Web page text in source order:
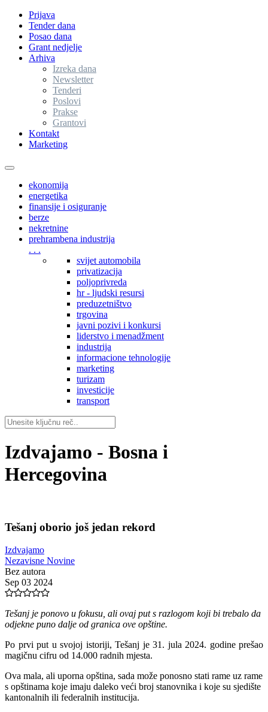
Prijava
Tender dana
Posao dana
Grant nedjelje
Arhiva
Izreka dana
Newsletter
Tenderi
Poslovi
Prakse
Grantovi
Kontakt
Marketing
Toggle
navigationekonomija
energetika
finansije i osiguranje
berze
nekretnine
prehrambena industrija
. . .
svijet automobila
privatizacija
poljoprivreda
hr - ljudski resursi
preduzetništvo
trgovina
javni pozivi i konkursi
liderstvo i menadžment
industrija
informacione tehnologije
marketing
turizam
investicije
transport
Izdvajamo - Bosna i
Hercegovina
Tešanj oborio još jedan rekord
Izdvajamo
Nezavisne Novine
Bez autora
Sep 03 2024
Tešanj je ponovo u fokusu, ali ovaj put s razlogom koji bi trebalo da
odjekne puno dalje od granica ove opštine.
Po prvi put u svojoj istoriji, Tešanj je 31. jula 2024. godine prešao
magičnu cifru od 14.000 radnih mjesta.
Ova mala, ali uporna opština, sada može ponosno stati rame uz rame
s opštinama koje imaju daleko veći broj stanovnika i koje su sjedište
kantonalnih ili federalnih institucija.